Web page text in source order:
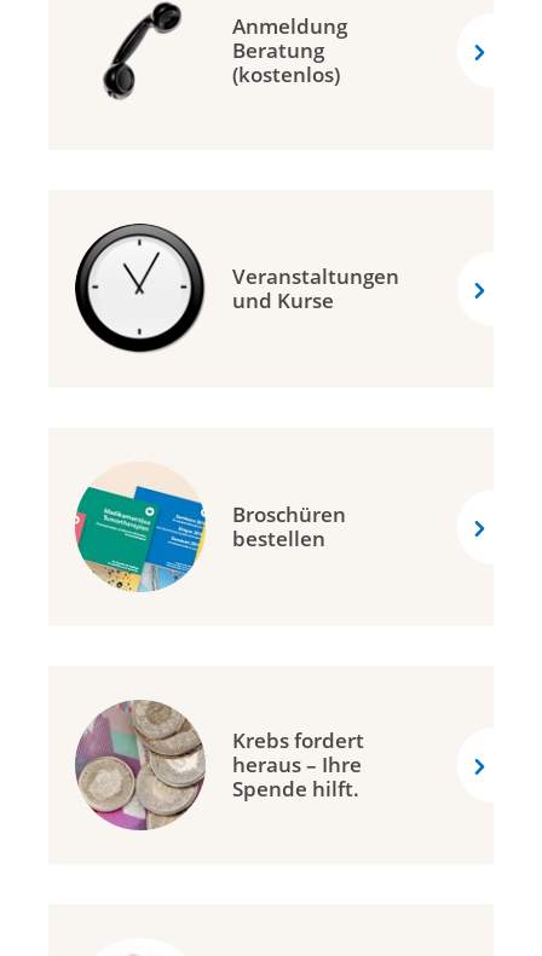
Anmeldung
Beratung
(kostenlos)
Veranstaltungen
und Kurse
Broschüren
bestellen
Krebs fordert
heraus – Ihre
Spende hilft.